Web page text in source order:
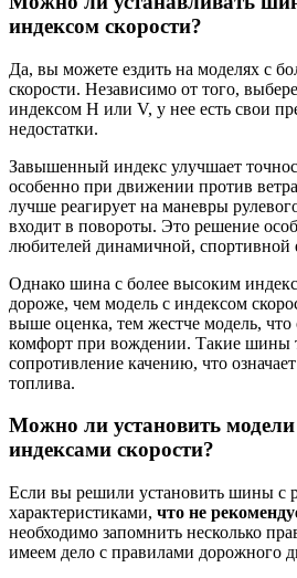
индексом скорости?
Да, вы можете ездить на моделях с
скорости. Независимо от того,
индексом H или V, у нее есть свои
недостатки.
Завышенный индекс улучшает
особенно при движении против
лучше реагирует на маневры
входит в повороты. Это решение
любителей динамичной, спортивной
Однако шина с более высоким
дороже, чем модель с индексом
выше оценка, тем жестче модель, что
комфорт при вождении. Такие шины
сопротивление качению, что
топлива.
Можно ли установить
индексами скорости?
Если вы решили установить шины с
характеристиками, что не
необходимо запомнить несколько
имеем дело с правилами дорожного